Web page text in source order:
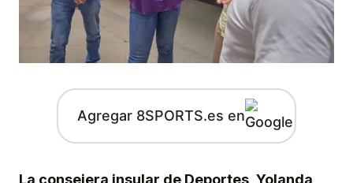
Agregar 8SPORTS.es en
La consejera insular de Deportes, Yolanda